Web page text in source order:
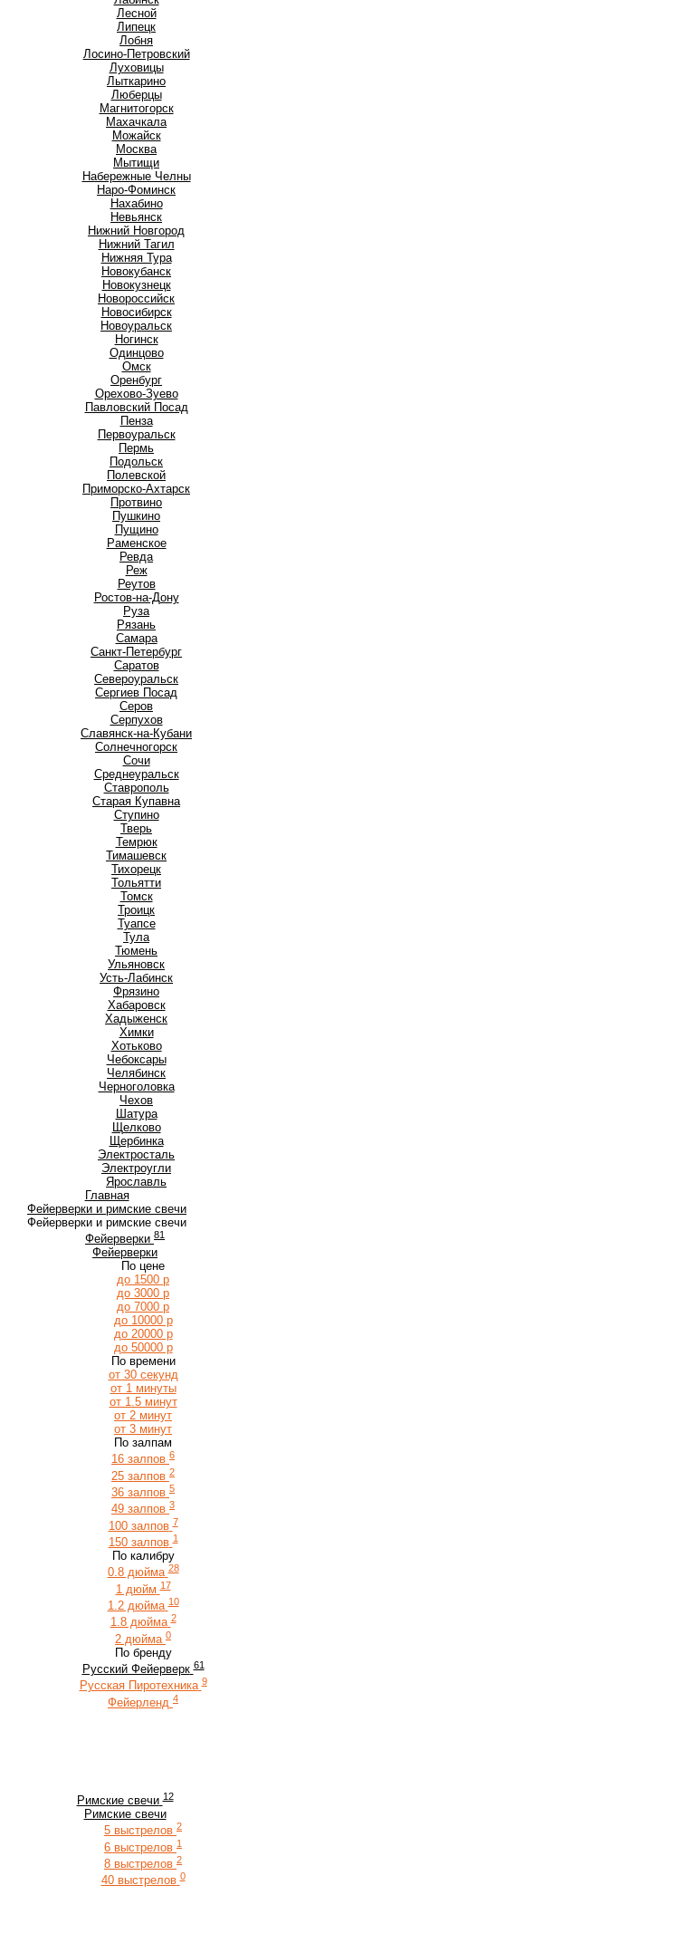
Лесной
Липецк
Лобня
Лосино-Петровский
Луховицы
Лыткарино
Люберцы
Магнитогорск
Махачкала
Можайск
Москва
Мытищи
Набережные Челны
Наро-Фоминск
Нахабино
Невьянск
Нижний Новгород
Нижний Тагил
Нижняя Тура
Новокубанск
Новокузнецк
Новороссийск
Новосибирск
Новоуральск
Ногинск
Одинцово
Омск
Оренбург
Орехово-Зуево
Павловский Посад
Пенза
Первоуральск
Пермь
Подольск
Полевской
Приморско-Ахтарск
Протвино
Пушкино
Пущино
Раменское
Ревда
Реж
Реутов
Ростов-на-Дону
Руза
Рязань
Самара
Санкт-Петербург
Саратов
Североуральск
Сергиев Посад
Серов
Серпухов
Славянск-на-Кубани
Солнечногорск
Сочи
Среднеуральск
Ставрополь
Старая Купавна
Ступино
Тверь
Темрюк
Тимашевск
Тихорецк
Тольятти
Томск
Троицк
Туапсе
Тула
Тюмень
Ульяновск
Усть-Лабинск
Фрязино
Хабаровск
Хадыженск
Химки
Хотьково
Чебоксары
Челябинск
Черноголовка
Чехов
Шатура
Щелково
Щербинка
Электросталь
Электроугли
Ярославль
Главная
Фейерверки и римские свечи
Фейерверки и римские свечи
Фейерверки 81
Фейерверки
По цене
до 1500 р
до 3000 р
до 7000 р
до 10000 р
до 20000 р
до 50000 р
По времени
от 30 секунд
от 1 минуты
от 1.5 минут
от 2 минут
от 3 минут
По залпам
16 залпов 6
25 залпов 2
36 залпов 5
49 залпов 3
100 залпов 7
150 залпов 1
По калибру
0.8 дюйма 28
1 дюйм 17
1.2 дюйма 10
1.8 дюйма 2
2 дюйма 0
По бренду
Русский Фейерверк 61
Русская Пиротехника 9
Фейерленд 4
Римские свечи 12
Римские свечи
5 выстрелов 2
6 выстрелов 1
8 выстрелов 2
40 выстрелов 0